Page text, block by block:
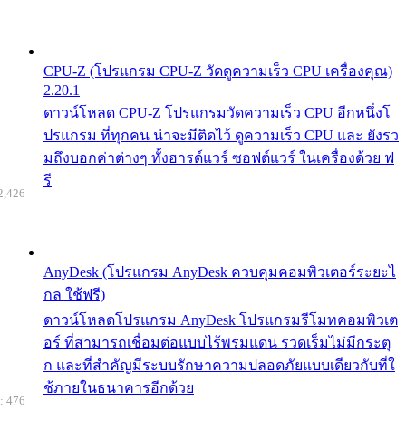
CPU-Z (โปรแกรม CPU-Z วัดดูความเร็ว CPU เครื่องคุณ)
2.20.1
ดาวน์โหลด CPU-Z โปรแกรมวัดความเร็ว CPU อีกหนึ่งโ
ปรแกรม ที่ทุกคน น่าจะมีติดไว้ ดูความเร็ว CPU และ ยังรว
มถึงบอกค่าต่างๆ ทั้งฮารด์แวร์ ซอฟต์แวร์ ในเครื่องด้วย ฟ
รี
AnyDesk (โปรแกรม AnyDesk ควบคุมคอมพิวเตอร์ระยะไ
กล ใช้ฟรี)
ดาวน์โหลดโปรแกรม AnyDesk โปรแกรมรีโมทคอมพิวเต
อร์ ที่สามารถเชื่อมต่อแบบไร้พรมแดน รวดเร็มไม่มีกระตุ
ก และที่สำคัญมีระบบรักษาความปลอดภัยแบบเดียวกับที่ใ
ช้ภายในธนาคารอีกด้วย
476